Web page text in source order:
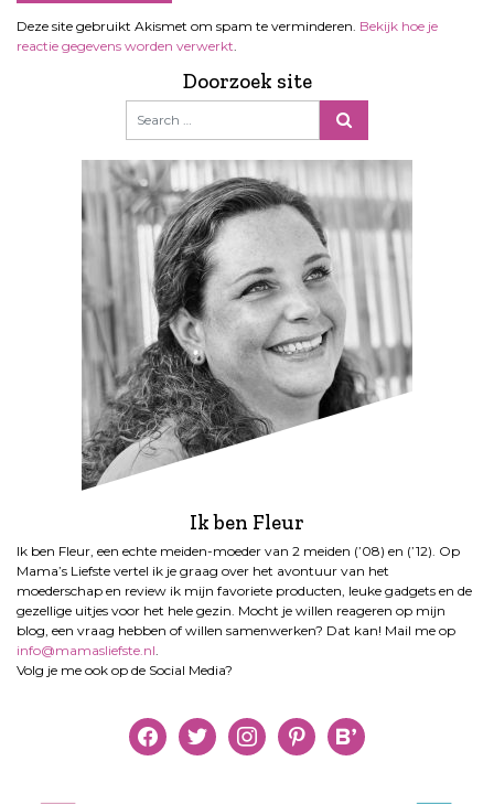
Deze site gebruikt Akismet om spam te verminderen. Bekijk hoe je
reactie gegevens worden verwerkt
Doorzoek site
Ik ben Fleur
Ik ben Fleur, een echte meiden-moeder van 2 meiden (’08) en (’12). Op
Mama’s Liefste vertel ik je graag over het avontuur van het
moederschap en review ik mijn favoriete producten, leuke gadgets en de
gezellige uitjes voor het hele gezin. Mocht je willen reageren op mijn
blog, een vraag hebben of willen samenwerken? Dat kan! Mail me op
info@mamasliefste.nl
Volg je me ook op de Social Media?
facebooktwitter instagrampinterestbloglovin